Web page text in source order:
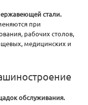
стали.
при
рабочих столов,
медицинских и
обслуживания.